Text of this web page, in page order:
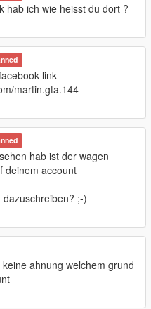
bahnhofsansagen"
oeffentliche-telefone-
deutsche-s-bahn-linie-s5-
hab ich wie heisst du dort ?
link
martin.gta.144
hab ist der wagen
deinem account
;-)
ahnung welchem grund